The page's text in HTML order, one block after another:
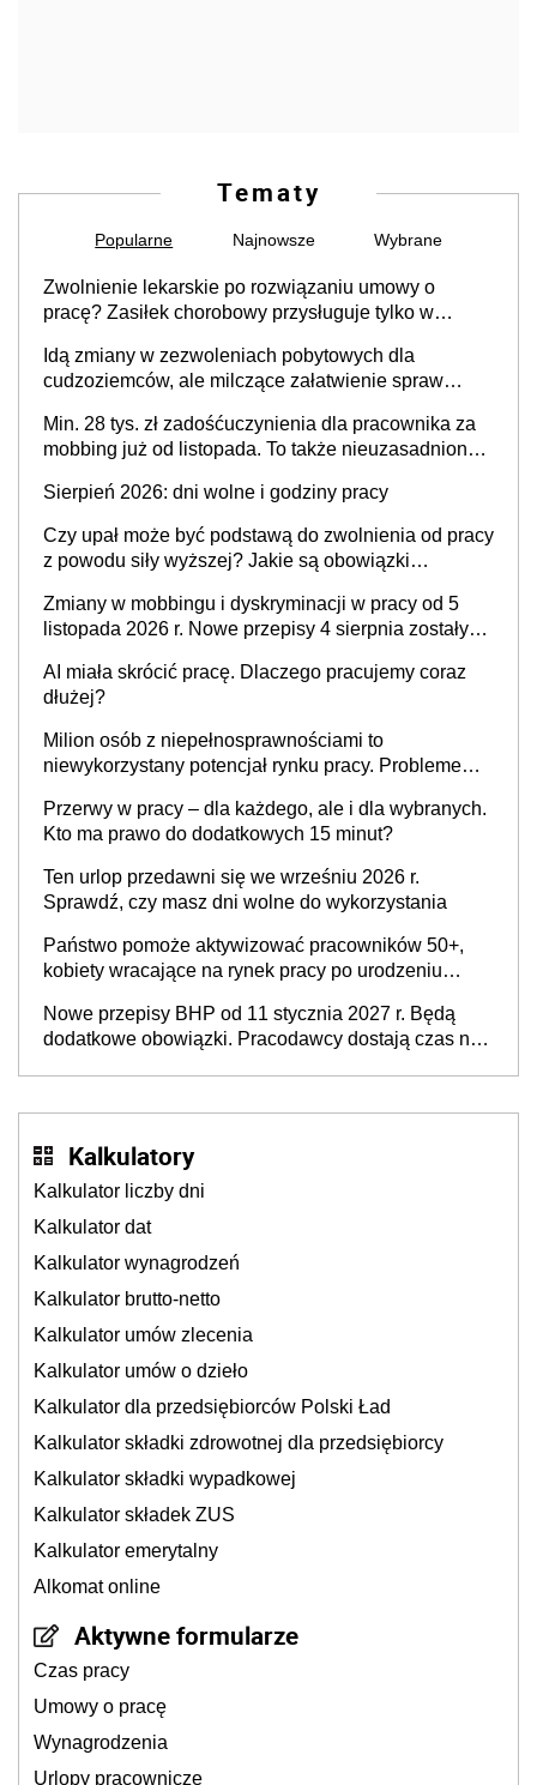
Tematy
Popularne Najnowsze Wybrane
Zwolnienie lekarskie po rozwiązaniu umowy o
pracę? Zasiłek chorobowy przysługuje tylko w
stosunku pracy
Idą zmiany w zezwoleniach pobytowych dla
cudzoziemców, ale milczące załatwienie spraw
Min. 28 tys. zł zadośćuczynienia dla pracownika za
mobbing już od listopada. To także nieuzasadniona
Sierpień 2026: dni wolne i godziny pracy
Czy upał może być podstawą do zwolnienia od pracy
z powodu siły wyższej? Jakie są obowiązki
Zmiany w mobbingu i dyskryminacji w pracy od 5
listopada 2026 r. Nowe przepisy 4 sierpnia zostały
AI miała skrócić pracę. Dlaczego pracujemy coraz
dłużej?
Milion osób z niepełnosprawnościami to
niewykorzystany potencjał rynku pracy. Problemem
refundacji, ale bariery po stronie systemu i
świadomości pracodawców [WYWIAD]
Przerwy w pracy – dla każdego, ale i dla wybranych.
Kto ma prawo do dodatkowych 15 minut?
Ten urlop przedawni się we wrześniu 2026 r.
Sprawdź, czy masz dni wolne do wykorzystania
Państwo pomoże aktywizować pracowników 50+,
kobiety wracające na rynek pracy po urodzeniu
neuroatypowe. Powstanie Fundusz na rzecz
Inkluzywności w Zatrudnianiu?
Nowe przepisy BHP od 11 stycznia 2027 r. Będą
dodatkowe obowiązki. Pracodawcy dostają czas na
Kalkulatory
Kalkulator liczby dni
Kalkulator dat
Kalkulator wynagrodzeń
Kalkulator brutto-netto
Kalkulator umów zlecenia
Kalkulator umów o dzieło
Kalkulator dla przedsiębiorców Polski Ład
Kalkulator składki zdrowotnej dla przedsiębiorcy
Kalkulator składki wypadkowej
Kalkulator składek ZUS
Kalkulator emerytalny
Alkomat online
Aktywne formularze
Czas pracy
Umowy o pracę
Wynagrodzenia
Urlopy pracownicze